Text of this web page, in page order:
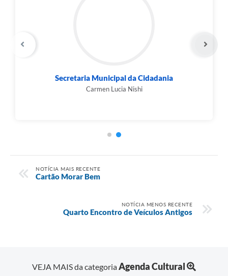
Secretaria Municipal da Cidadania
Carmen Lucia Nishi
NOTÍCIA MAIS RECENTE
Cartão Morar Bem
NOTÍCIA MENOS RECENTE
Quarto Encontro de Veículos Antigos
VEJA MAIS da categoriaAgenda Cultural